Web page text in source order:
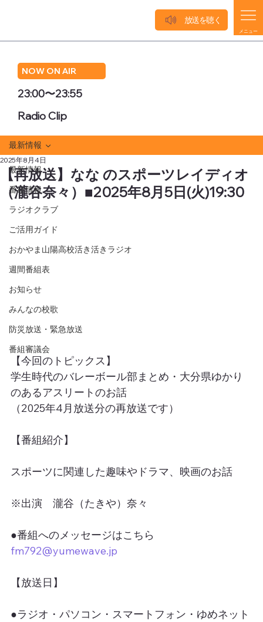
NOW ON AIR
23:00〜23:55
Radio Clip
メニュー
放送を聴く
最新情報
番組情報
ラジオクラブ
ご活用ガイド
おかやま山陽高校活き活きラジオ
週間番組表
お知らせ
みんなの校歌
防災放送・緊急放送
番組審議会
最新情報
【再放送】なな のスポーツレイディオ
（瀧谷奈々）■2025年8月5日(火)19:30
2025年8月4日
【今回のトピックス】
学生時代のバレーボール部まとめ・大分県ゆかり
のあるアスリートのお話
（2025年4月放送分の再放送です）
【番組紹介】
スポーツに関連した趣味やドラマ、映画のお話
※出演　瀧谷（たきや）奈々
●番組へのメッセージはこちら
fm792@yumewave.jp
【放送日】
●ラジオ・パソコン・スマートフォン・ゆめネット